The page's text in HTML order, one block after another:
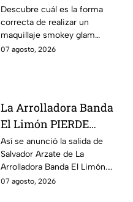
glam moderno sin que
los párpados luzcan
pesados o acartonados?
Descubre cuál es la forma
correcta de realizar un
maquillaje smokey glam
moderno sin que tus párpados
07 agosto, 2026
La Arrolladora Banda
El Limón PIERDE
integrante. ¿De quién se
trata y por qué?
Así se anunció la salida de
Salvador Arzate de La
Arrolladora Banda El Limón.
“Hoy me toca cerrar el capítulo
07 agosto, 2026